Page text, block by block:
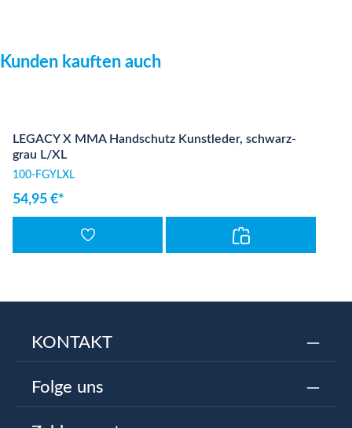
Produktgalerie überspringen
Kunden kauften auch
LEGACY X MMA Handschutz Kunstleder, schwarz-
grau L/XL
100-FGYLXL
54,95 €*
KONTAKT
Folge uns